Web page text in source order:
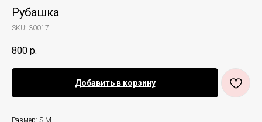
Рубашка
SKU: 30017
800 р.
Добавить в корзину